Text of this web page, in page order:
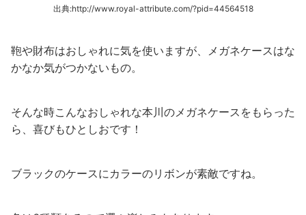
出典:http://www.royal-attribute.com/?pid=44564518
鞄や財布はおしゃれに気を使いますが、メガネケースはな
かなか気がつかないもの。
そんな時こんなおしゃれな本川のメガネケースをもらった
ら、喜びもひとしおです！
ブラックのケースにカラーのリボンが素敵ですね。